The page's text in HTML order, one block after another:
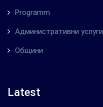
Programm
Административни услуги
Общини
Latest